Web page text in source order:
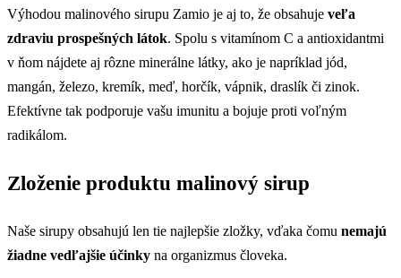
Výhodou malinového sirupu Zamio je aj to, že obsahuje veľa
zdraviu prospešných látok. Spolu s vitamínom C a antioxidantmi
v ňom nájdete aj rôzne minerálne látky, ako je napríklad jód,
mangán, železo, kremík, meď, horčík, vápnik, draslík či zinok.
Efektívne tak podporuje vašu imunitu a bojuje proti voľným
radikálom.
Zloženie produktu malinový sirup
Naše sirupy obsahujú len tie najlepšie zložky, vďaka čomu nemajú
žiadne vedľajšie účinky na organizmus človeka.